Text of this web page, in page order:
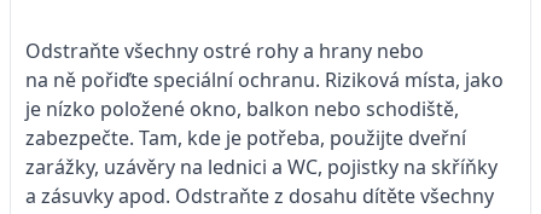
Odstraňte všechny ostré rohy a hrany nebo
na ně pořiďte speciální ochranu. Riziková místa, jako
je nízko položené okno, balkon nebo schodiště,
zabezpečte. Tam, kde je potřeba, použijte dveřní
zarážky, uzávěry na lednici a WC, pojistky na skříňky
a zásuvky apod. Odstraňte z dosahu dítěte všechny